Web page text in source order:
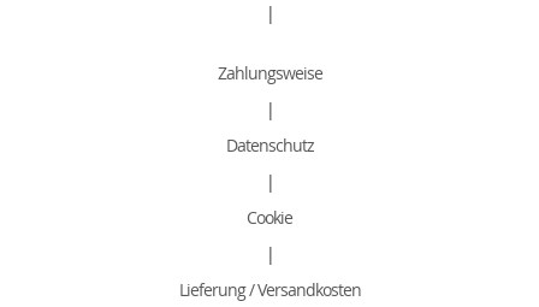
|
Zahlungsweise
|
Datenschutz
|
Cookie
|
Lieferung / Versandkosten